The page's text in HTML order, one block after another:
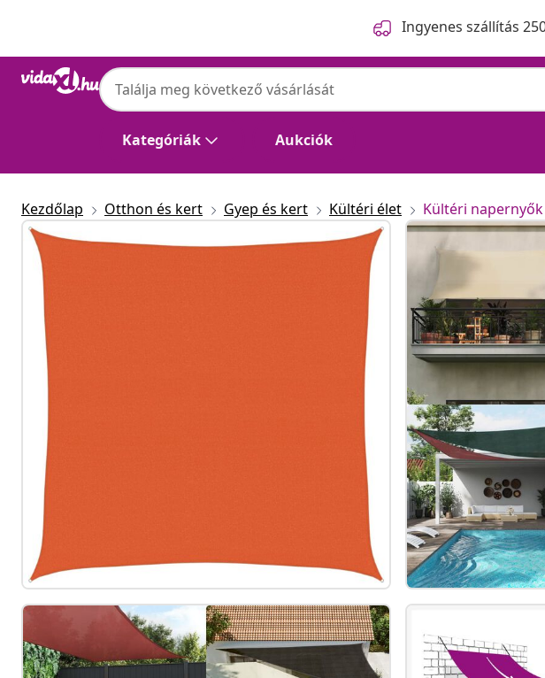
Ingyenes szállítás
Kategóriák Aukciók
Kezdőlap Otthon és kert Gyep és kert Kültéri élet Kültéri